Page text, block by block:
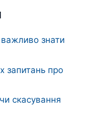
знати
запитань про
скасування